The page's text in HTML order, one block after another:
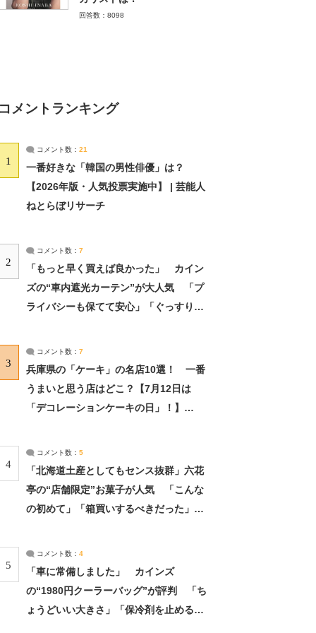
回答数：8098
コメントランキング
1
コメント数： 21
一番好きな「韓国の男性俳優」は？
【2026年版・人気投票実施中】 | 芸能人
ねとらぼリサーチ
2
コメント数： 7
「もっと早く買えば良かった」 カイン
ズの“車内遮光カーテン”が大人気 「プ
ライバシーも保てて安心」「ぐっすり眠
3
コメント数： 7
兵庫県の「ケーキ」の名店10選！ 一番
うまいと思う店はどこ？【7月12日は
「デコレーションケーキの日」！】
4
コメント数： 5
「北海道土産としてもセンス抜群」六花
亭の“店舗限定”お菓子が人気 「こんな
の初めて」「箱買いするべきだった」
5
コメント数： 4
「車に常備しました」 カインズ
の“1980円クーラーバッグ”が評判 「ち
ょうどいい大きさ」「保冷剤を止めるベ